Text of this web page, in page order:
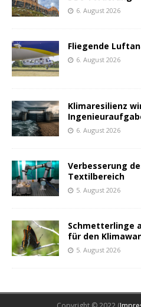
6. August 2026
Fliegende
6. August 2026
Klimaresilienz
6. August 2026
Verbesserung
Textilbereich
5. August 2026
Schmetterlinge
für den
5. August 2026